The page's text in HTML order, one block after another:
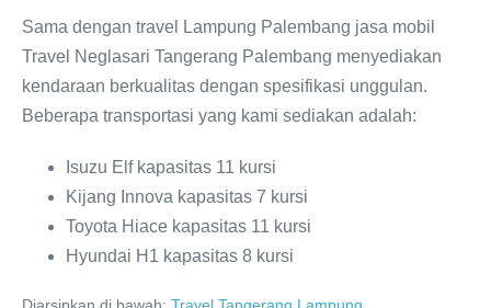
Sama dengan travel Lampung Palembang jasa mobil
Travel Neglasari Tangerang Palembang menyediakan
kendaraan berkualitas dengan spesifikasi unggulan.
Beberapa transportasi yang kami sediakan adalah:
Isuzu Elf kapasitas 11 kursi
Kijang Innova kapasitas 7 kursi
Toyota Hiace kapasitas 11 kursi
Hyundai H1 kapasitas 8 kursi